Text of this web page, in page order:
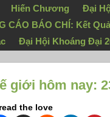
Hiến Chương Đại
CÁO BÁO CHÍ: Kết
Đại Hội Khoáng Đại
giới hôm nay:
the love